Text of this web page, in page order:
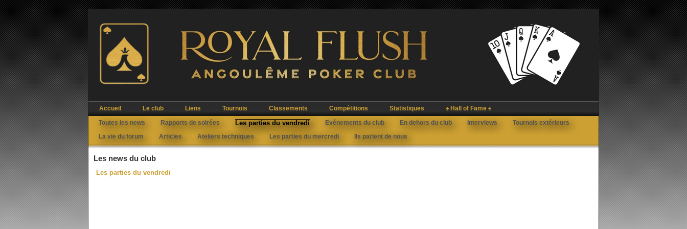
Accueil Le club Liens Tournois Classements Compétitions Statistiques
♠ Hall of Fame ♠
Toutes les news
Rapports de soirées Les parties du vendredi Evénements du club En dehors du club Interviews
Tournois extérieurs
La vie du forum
Articles Ateliers techniques Les parties du mercredi Ils parlent de nous
Les news du club
Les parties du vendredi